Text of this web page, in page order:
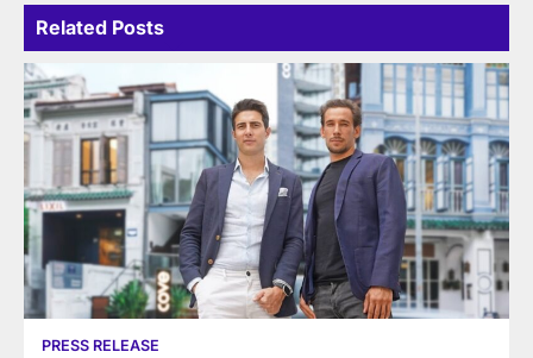
Related Posts
PRESS RELEASE